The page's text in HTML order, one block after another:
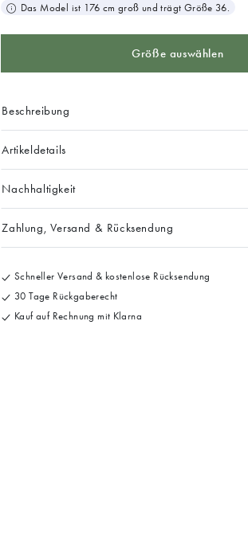
Das Model ist 176 cm groß und trägt Größe 36.
Größe auswählen
Beschreibung
Artikeldetails
Nachhaltigkeit
Zahlung, Versand & Rücksendung
Schneller Versand & kostenlose Rücksendung
30 Tage Rückgaberecht
Kauf auf Rechnung mit Klarna